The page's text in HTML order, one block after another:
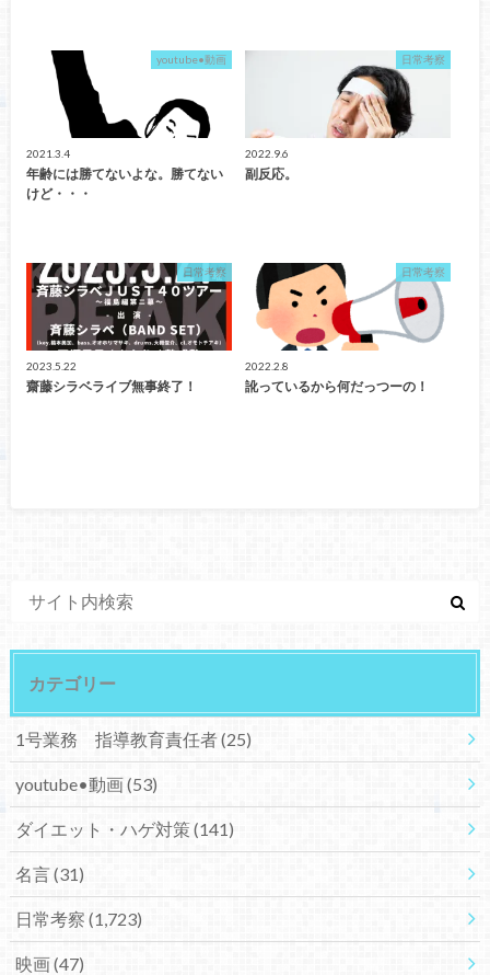
youtube•動画
2021.3.4
年齢には勝てないよな。勝てない
けど・・・
日常考察
2022.9.6
副反応。
日常考察
2023.5.22
齋藤シラベライブ無事終了！
日常考察
2022.2.8
訛っているから何だっつーの！
カテゴリー
1号業務 指導教育責任者(25)
youtube•動画(53)
ダイエット・ハゲ対策(141)
名言(31)
日常考察 (1,723)
映画(47)